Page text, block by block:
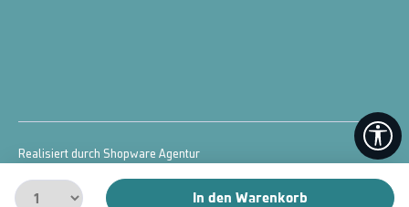
© 2026 powered by
Realisiert durch Shopware Agentur
In den Warenkorb